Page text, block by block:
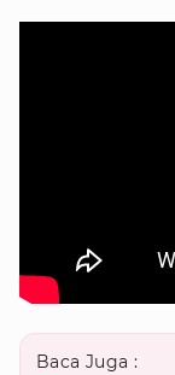
Baca Juga :